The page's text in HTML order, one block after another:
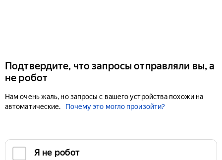
Подтвердите, что запросы отправляли вы, а
не робот
Нам очень жаль, но запросы с вашего устройства похожи на
автоматические.
Почему это могло произойти?